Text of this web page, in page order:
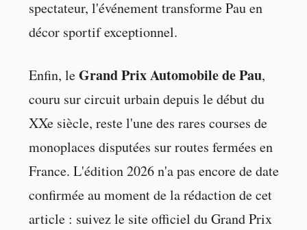
spectateur, l'événement transforme Pau en
décor sportif exceptionnel.
Enfin, leGrand Prix Automobile de Pau,
couru sur circuit urbain depuis le début du
XXe siècle, reste l'une des rares courses de
monoplaces disputées sur routes fermées en
France. L'édition 2026 n'a pas encore de date
confirmée au moment de la rédaction de cet
article : suivez le site officiel du Grand Prix